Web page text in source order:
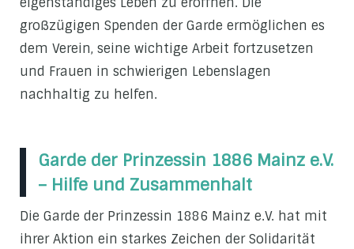
großzügigen Spenden der Garde ermöglichen es
dem Verein, seine wichtige Arbeit fortzusetzen
und Frauen in schwierigen Lebenslagen
nachhaltig zu helfen.
Garde der Prinzessin 1886 Mainz e.V.
– Hilfe und Zusammenhalt
Die Garde der Prinzessin 1886 Mainz e.V. hat mit
ihrer Aktion ein starkes Zeichen der Solidarität